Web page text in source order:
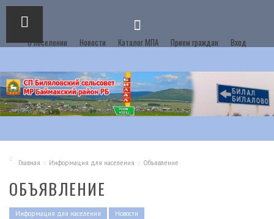
О поселении Новости Каталог МПА Прием граждан Вход
Главная Информация для населения Объявление
ОБЪЯВЛЕНИЕ
Информация для населения Новости